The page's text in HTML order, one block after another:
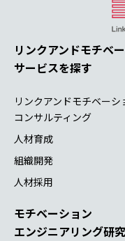
リンクアンドモチベ
サービスを探す
リンクアンドモチベーシ
コンサルティング
人材育成
組織開発
人材採用
モチベーション
エンジニアリング研